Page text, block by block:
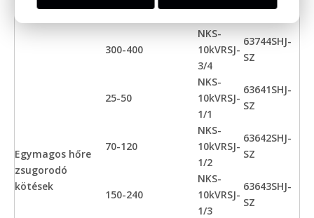
SZ
300-400
NKS-
10kVRSJ-
3/4
63744SHJ-
SZ
Egymagos hőre
zsugorodó
kötések
25-50
NKS-
10kVRSJ-
1/1
63641SHJ-
SZ
70-120
NKS-
10kVRSJ-
1/2
63642SHJ-
SZ
150-240
NKS-
10kVRSJ-
1/3
63643SHJ-
SZ